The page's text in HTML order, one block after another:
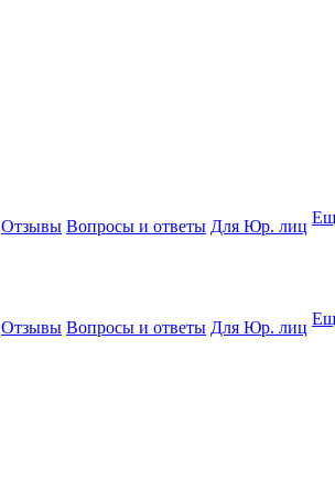
Отзывы Вопросы и ответы Для Юр. лиц
Отзывы Вопросы и ответы Для Юр. лиц